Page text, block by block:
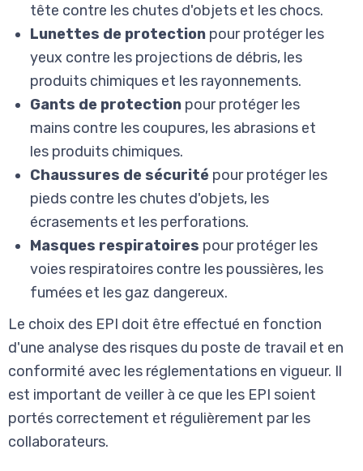
tête contre les chutes d'objets et les chocs.
Lunettes de protection pour protéger les
yeux contre les projections de débris, les
produits chimiques et les rayonnements.
Gants de protection pour protéger les
mains contre les coupures, les abrasions et
les produits chimiques.
Chaussures de sécurité pour protéger les
pieds contre les chutes d'objets, les
écrasements et les perforations.
Masques respiratoires pour protéger les
voies respiratoires contre les poussières, les
fumées et les gaz dangereux.
Le choix des EPI doit être effectué en fonction
d'une analyse des risques du poste de travail et en
conformité avec les réglementations en vigueur. Il
est important de veiller à ce que les EPI soient
portés correctement et régulièrement par les
collaborateurs.